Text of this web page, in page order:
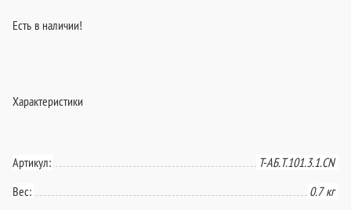
Есть в наличии!
Характеристики
Артикул:
T-АБ.Т.101.3.1.CN
Вес:
0.7 кг